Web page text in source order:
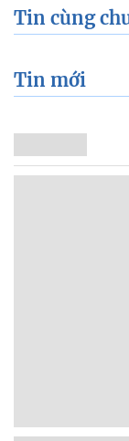
Tin cùng
Tin mới